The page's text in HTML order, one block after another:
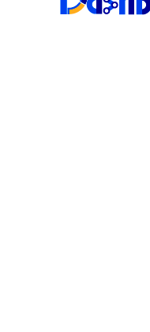
況データです。
セス可能です